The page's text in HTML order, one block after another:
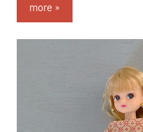
more